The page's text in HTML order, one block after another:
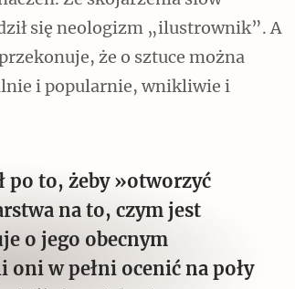
na wakacje!
się neologizm „ilustrownik”. A
że o sztuce można
i popularnie, wnikliwie i
to, żeby »otworzyć
na to, czym jest
o jego obecnym
oni w pełni ocenić na poły